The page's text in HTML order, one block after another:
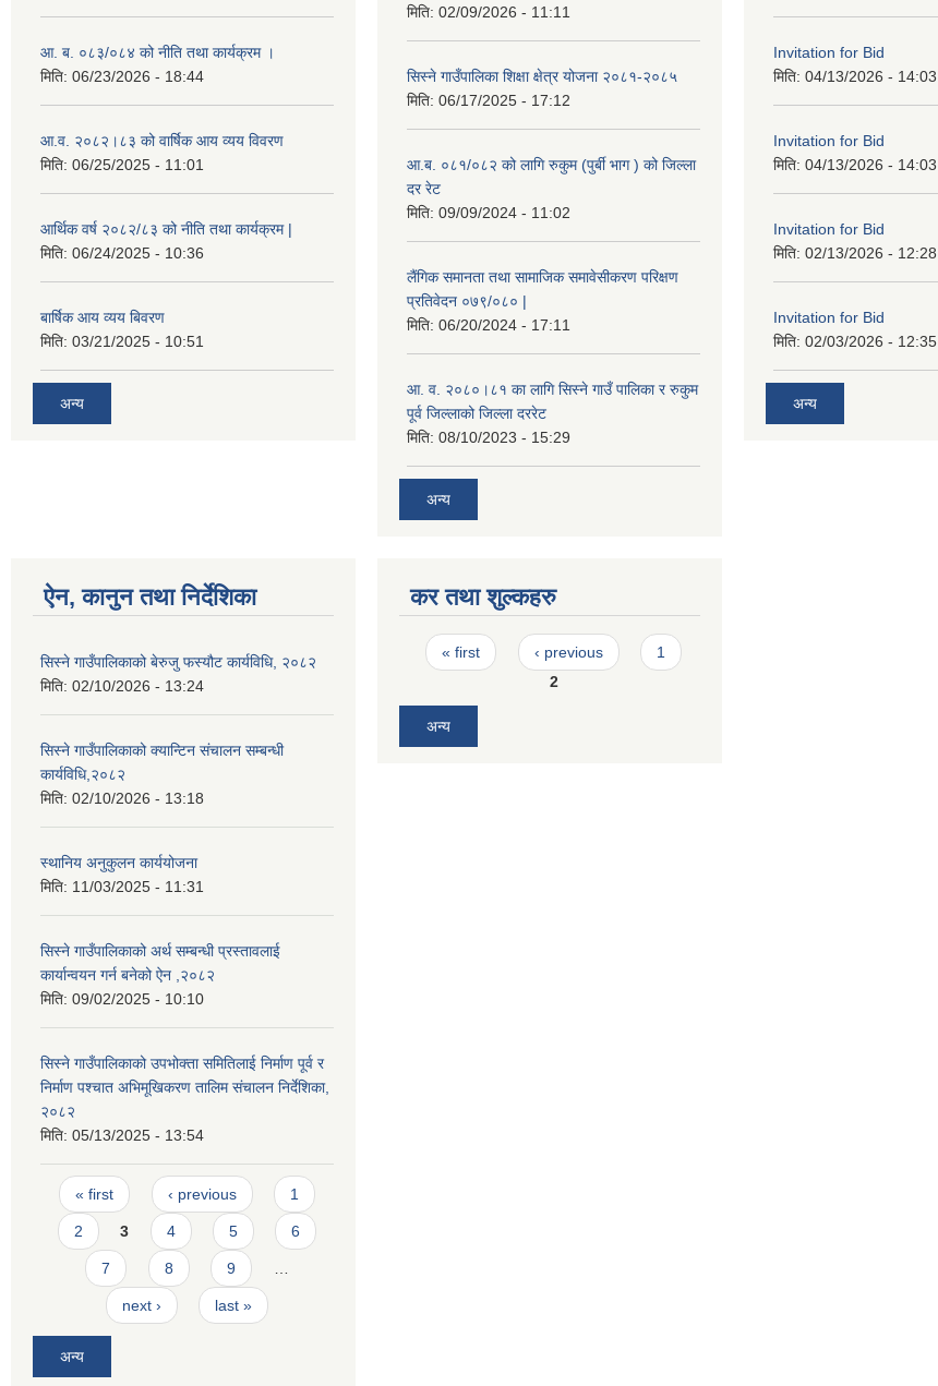
आ. ब. ०८३/०८४ को नीति तथा कार्यक्रम ।
मिति: 06/23/2026 - 18:44
आ.व. २०८२।८३ को वार्षिक आय व्यय विवरण
मिति: 06/25/2025 - 11:01
आर्थिक वर्ष २०८२/८३ को नीति तथा कार्यक्रम |
मिति: 06/24/2025 - 10:36
बार्षिक आय व्यय बिवरण
मिति: 03/21/2025 - 10:51
अन्य
मिति: 02/09/2026 - 11:11
सिस्ने गाउँपालिका शिक्षा क्षेत्र योजना २०८१-२०८५
मिति: 06/17/2025 - 17:12
आ.ब. ०८१/०८२ को लागि रुकुम (पुर्बी भाग ) को जिल्ला
दर रेट
मिति: 09/09/2024 - 11:02
लैंगिक समानता तथा सामाजिक समावेसीकरण परिक्षण
प्रतिवेदन ०७९/०८० |
मिति: 06/20/2024 - 17:11
आ. व. २०८०।८१ का लागि सिस्ने गाउँ पालिका र रुकुम
पूर्व जिल्लाको जिल्ला दररेट
मिति: 08/10/2023 - 15:29
अन्य
Invitation for Bid
मिति: 04/13/2026 - 14:03
Invitation for Bid
मिति: 04/13/2026 - 14:03
Invitation for Bid
मिति: 02/13/2026 - 12:28
Invitation for Bid
मिति: 02/03/2026 - 12:35
अन्य
ऐन, कानुन तथा निर्देशिका
सिस्ने गाउँपालिकाको बेरुजु फस्यौट कार्यविधि, २०८२
मिति: 02/10/2026 - 13:24
सिस्ने गाउँपालिकाको क्यान्टिन संचालन सम्बन्धी
कार्यविधि,२०८२
मिति: 02/10/2026 - 13:18
स्थानिय अनुकुलन कार्ययोजना
मिति: 11/03/2025 - 11:31
सिस्ने गाउँपालिकाको अर्थ सम्बन्धी प्रस्तावलाई
कार्यान्वयन गर्न बनेको ऐन ,२०८२
मिति: 09/02/2025 - 10:10
सिस्ने गाउँपालिकाको उपभोक्ता समितिलाई निर्माण पूर्व र
निर्माण पश्चात अभिमूखिकरण तालिम संचालन निर्देशिका,
२०८२
मिति: 05/13/2025 - 13:54
Pages
« first ‹ previous 1
2 3 4 5 6
7 8 9
next › last »
अन्य
कर तथा शुल्कहरु
Pages
« first ‹ previous
1
2
अन्य